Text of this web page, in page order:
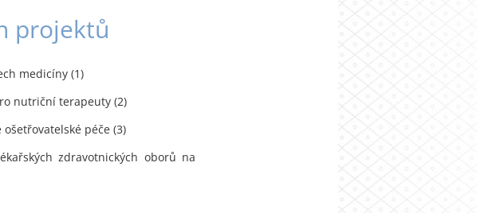
projektů
medicíny (1)
nutriční terapeuty (2)
péče (3)
zdravotnických oborů na